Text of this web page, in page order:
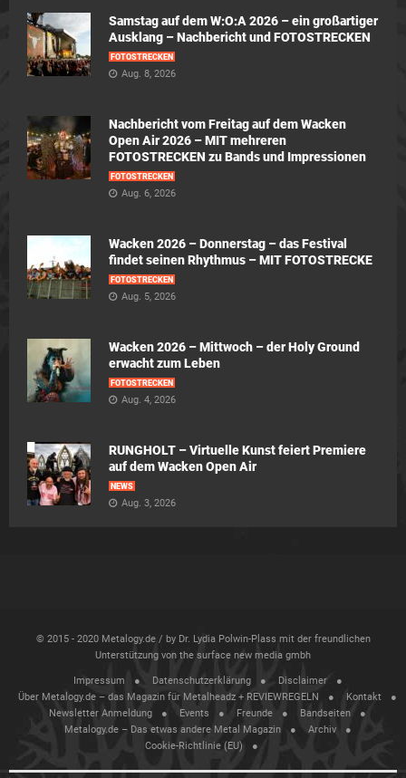
Samstag auf dem W:O:A 2026 – ein großartiger
Ausklang – Nachbericht und FOTOSTRECKEN
FOTOSTRECKEN
Aug. 8, 2026
Nachbericht vom Freitag auf dem Wacken
Open Air 2026 – MIT mehreren
FOTOSTRECKEN zu Bands und Impressionen
FOTOSTRECKEN
Aug. 6, 2026
Wacken 2026 – Donnerstag – das Festival
findet seinen Rhythmus – MIT FOTOSTRECKE
FOTOSTRECKEN
Aug. 5, 2026
Wacken 2026 – Mittwoch – der Holy Ground
erwacht zum Leben
FOTOSTRECKEN
Aug. 4, 2026
RUNGHOLT – Virtuelle Kunst feiert Premiere
auf dem Wacken Open Air
NEWS
Aug. 3, 2026
© 2015 - 2020 Metalogy.de / by Dr. Lydia Polwin-Plass mit der freundlichen
Unterstützung von the surface new media gmbh
Impressum Datenschutzerklärung
Disclaimer
Über Metalogy.de – das Magazin für Metalheadz + REVIEWREGELN
Kontakt
Newsletter Anmeldung
Events Freunde
Bandseiten
Metalogy.de – Das etwas andere Metal Magazin
Archiv
Cookie-Richtlinie (EU)